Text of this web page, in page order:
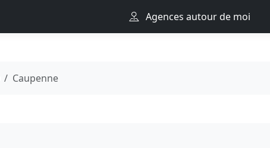
Agences autour de moi
Caupenne